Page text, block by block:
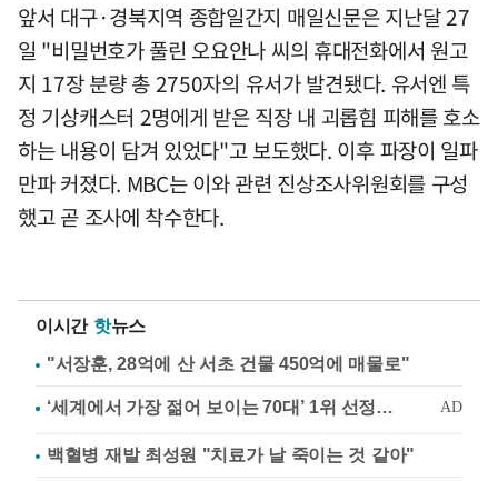
앞서 대구·경북지역 종합일간지 매일신문은 지난달 27
일 "비밀번호가 풀린 오요안나 씨의 휴대전화에서 원고
지 17장 분량 총 2750자의 유서가 발견됐다. 유서엔 특
정 기상캐스터 2명에게 받은 직장 내 괴롭힘 피해를 호소
하는 내용이 담겨 있었다"고 보도했다. 이후 파장이 일파
만파 커졌다. MBC는 이와 관련 진상조사위원회를 구성
했고 곧 조사에 착수한다.
이시간 핫뉴스
"서장훈, 28억에 산 서초 건물 450억에 매물로"
백혈병 재발 최성원 "치료가 날 죽이는 것 같아"